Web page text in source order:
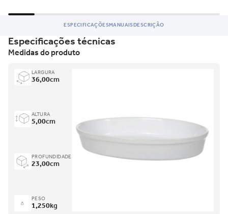
ESPECIFICAÇÕESMANUAISDESCRIÇÃO
Especificações técnicas
Medidas do produto
LARGURA
36,00cm
ALTURA
5,00cm
PROFUNDIDADE
23,00cm
PESO
1,250kg